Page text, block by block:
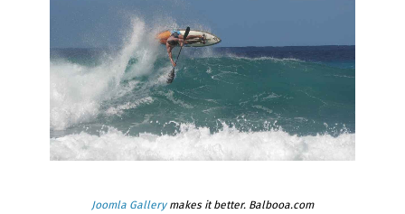
Joomla Gallerymakes it better. Balbooa.com